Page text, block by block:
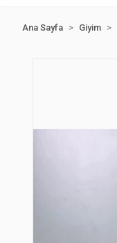
Ana Sayfa Giyim